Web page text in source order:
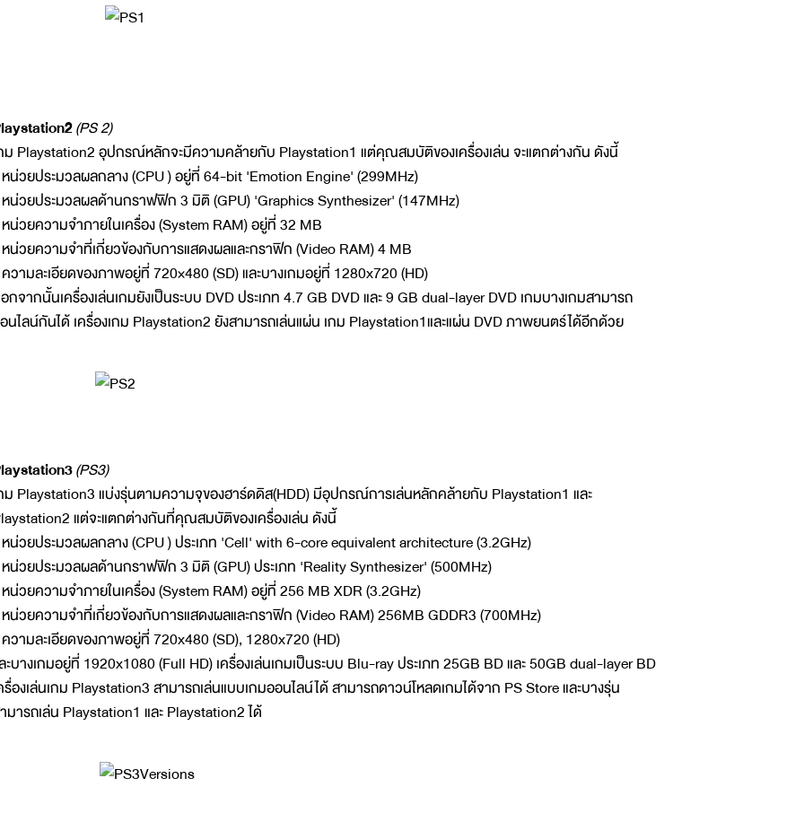
(PS 2)
ม Playstation2 อุปกรณ์หลักจะมีความคล้ายกับ Playstation1 แต่คุณสมบัติของเครื่องเล่น จะแตกต่างกัน ดังนี้
น่วยประมวลผลกลาง (CPU ) อยู่ที่ 64-bit 'Emotion Engine' (299MHz)
น่วยประมวลผลด้านกราฟฟิก 3 มิติ (GPU) 'Graphics Synthesizer' (147MHz)
น่วยความจำภายในเครื่อง (System RAM) อยู่ที่ 32 MB
น่วยความจำที่เกี่ยวข้องกับการแสดงผลและกราฟิก (Video RAM) 4 MB
วามละเอียดของภาพอยู่ที่ 720×480 (SD) และบางเกมอยู่ที่ 1280x720 (HD)
กจากนั้นเครื่องเล่นเกมยังเป็นระบบ DVD ประเภท 4.7 GB DVD และ 9 GB dual-layer DVD เกมบางเกมสามารถ
นไลน์กันได้ เครื่องเกม Playstation2 ยังสามารถเล่นแผ่น เกม Playstation1และแผ่น DVD ภาพยนตร์ได้อีกด้วย
(PS3)
ม Playstation3 แบ่งรุ่นตามความจุของฮาร์ดดิส(HDD) มีอุปกรณ์การเล่นหลักคล้ายกับ Playstation1 และ
แต่จะแตกต่างกันที่คุณสมบัติของเครื่องเล่น ดังนี้
น่วยประมวลผลกลาง (CPU ) ประเภท 'Cell' with 6-core equivalent architecture (3.2GHz)
น่วยประมวลผลด้านกราฟฟิก 3 มิติ (GPU) ประเภท 'Reality Synthesizer' (500MHz)
น่วยความจำภายในเครื่อง (System RAM) อยู่ที่ 256 MB XDR (3.2GHz)
น่วยความจำที่เกี่ยวข้องกับการแสดงผลและกราฟิก (Video RAM) 256MB GDDR3 (700MHz)
วามละเอียดของภาพอยู่ที่ 720x480 (SD), 1280x720 (HD)
ะบางเกมอยู่ที่ 1920x1080 (Full HD) เครื่องเล่นเกมเป็นระบบ Blu-ray ประเภท 25GB BD และ 50GB dual-layer BD
รื่องเล่นเกม Playstation3 สามารถเล่นแบบเกมออนไลน์ได้ สามารถดาวน์โหลดเกมได้จาก PS Store และบางรุ่น
มารถเล่น Playstation1 และ Playstation2 ได้